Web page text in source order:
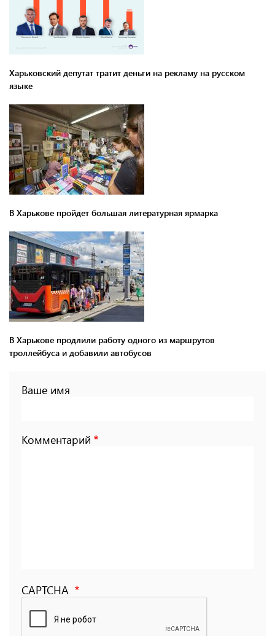
Харьковский депутат тратит деньги на рекламу на русском
языке
В Харькове пройдет большая литературная ярмарка
В Харькове продлили работу одного из маршрутов
троллейбуса и добавили автобусов
Ваше имя
Комментарий
CAPTCHA